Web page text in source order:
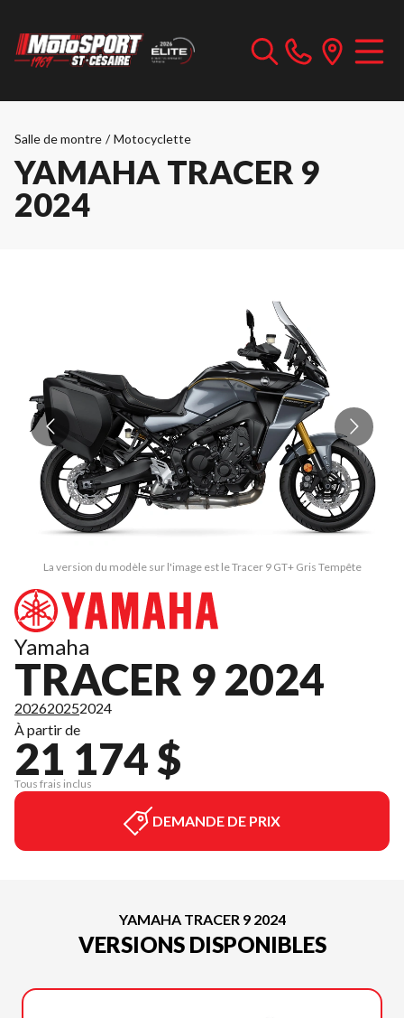
Salle de montre / Motocyclette
YAMAHA TRACER 9
2024
La version du modèle sur l'image est le Tracer 9 GT+ Gris Tempête
Yamaha
TRACER 9 2024
202620252024
À partir de
21 174 $
Tous frais inclus
DEMANDE DE PRIX
YAMAHA TRACER 9 2024
VERSIONS DISPONIBLES